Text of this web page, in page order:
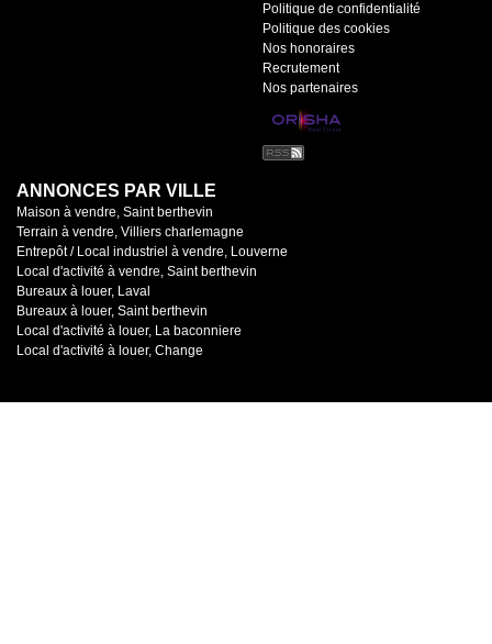
Politique de confidentialité
Politique des cookies
Nos honoraires
Recrutement
Nos partenaires
ANNONCES PAR VILLE
Maison à vendre, Saint berthevin
Terrain à vendre, Villiers charlemagne
Entrepôt / Local industriel à vendre, Louverne
Local d'activité à vendre, Saint berthevin
Bureaux à louer, Laval
Bureaux à louer, Saint berthevin
Local d'activité à louer, La baconniere
Local d'activité à louer, Change